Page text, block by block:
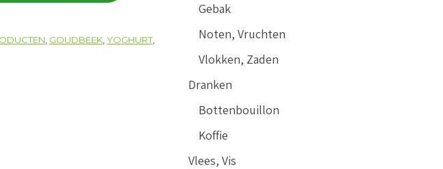
GOUDBEEK YOGHURT,
Gebak
Noten, Vruchten
Vlokken, Zaden
Dranken
Bottenbouillon
Koffie
Vlees, Vis